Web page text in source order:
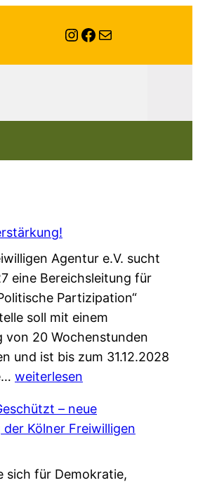
Instagram
Facebook
E-Mail
Agentur e.V. sucht
eine Bereichsleitung für
Partizipation“
soll mit einem
von 20 Wochenstunden
und ist bis zum 31.12.2028
W
r
s
c
weiterlesen
– neue
Kölner Freiwilligen
sich für Demokratie,